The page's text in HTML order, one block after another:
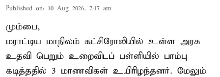
Published on: 10 Aug 2026, 7:17 am
மும்பை,
மராட்டிய மாநிலம் கட்சிரோலியில் உள்ள அரசு
உதவி பெறும் உறைவிடப் பள்ளியில் பாம்பு
கடித்ததில் 3 மாணவிகள் உயிரிழந்தனர். மேலும்